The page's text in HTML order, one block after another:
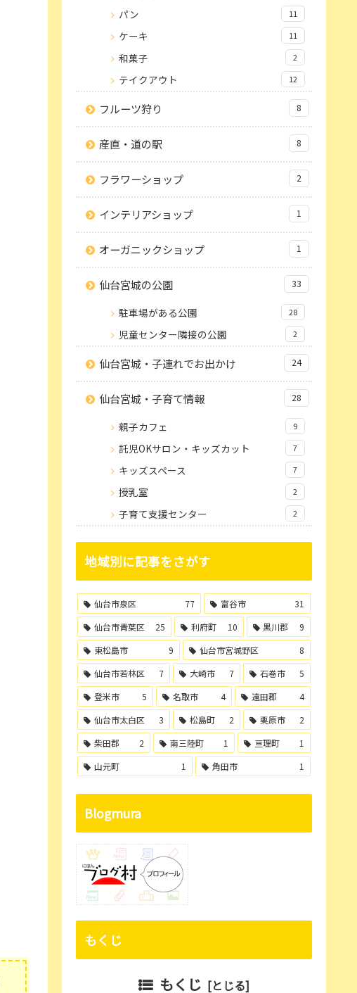
パン 11
ケーキ 11
和菓子 2
テイクアウト 12
フルーツ狩り 8
産直・道の駅 8
フラワーショップ 2
インテリアショップ 1
オーガニックショップ 1
仙台宮城の公園 33
駐車場がある公園 28
児童センター隣接の公園 2
仙台宮城・子連れでお出かけ 24
仙台宮城・子育て情報 28
親子カフェ 9
託児OKサロン・キッズカット 7
キッズスペース 7
授乳室 2
子育て支援センター 2
地域別に記事をさがす
仙台市泉区 77 富谷市
31
仙台市青葉区
25 利府町 10 黒川郡
9
東松島市
9 仙台市宮城野区
8
仙台市若林区
7 大崎市 7 石巻市
5
登米市
5 名取市 4 遠田郡
4
仙台市太白区
3 松島町 2 栗原市
2
柴田郡
2 南三陸町 1 亘理町
1
山元町
1 角田市 1
Blogmura
もくじ
もくじ